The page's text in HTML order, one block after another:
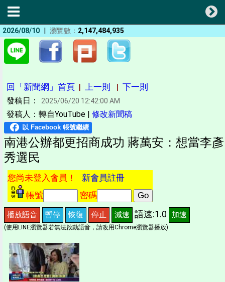
2026/08/10 | 瀏覽數： 2,147,484,935
回「新聞網」首頁 | 上一則 | 下一則
發稿日： 2025/06/20 12:42:00 AM
發稿人：轉自YouTube | 修改新聞稿
南港公辦都更招商成功 蔣萬安：想當李彥
秀選民
您尚未登入會員！ 新會員註冊
帳號
密碼
播放語音 暫停 恢復 停止 減速 語速:1.0 加速
(使用LINE瀏覽器若無法啟動語音，請改用Chrome瀏覽器播放)